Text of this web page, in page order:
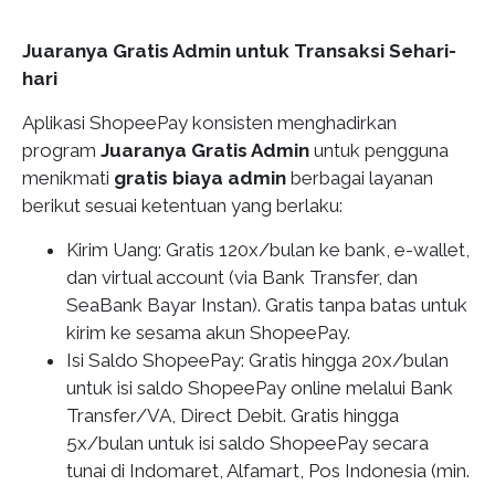
Juaranya Gratis Admin untuk Transaksi Sehari-
hari
Aplikasi ShopeePay konsisten menghadirkan
program Juaranya Gratis Admin untuk pengguna
menikmati gratis biaya admin berbagai layanan
berikut sesuai ketentuan yang berlaku:
Kirim Uang: Gratis 120x/bulan ke bank, e-wallet,
dan virtual account (via Bank Transfer, dan
SeaBank Bayar Instan). Gratis tanpa batas untuk
kirim ke sesama akun ShopeePay.
Isi Saldo ShopeePay: Gratis hingga 20x/bulan
untuk isi saldo ShopeePay online melalui Bank
Transfer/VA, Direct Debit. Gratis hingga
5x/bulan untuk isi saldo ShopeePay secara
tunai di Indomaret, Alfamart, Pos Indonesia (min.